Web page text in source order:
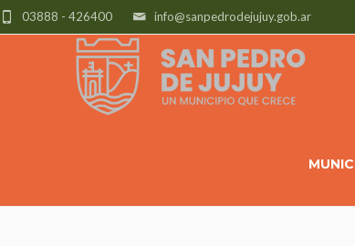
info@sanpedrodejujuy.gob.ar
03888 - 426400